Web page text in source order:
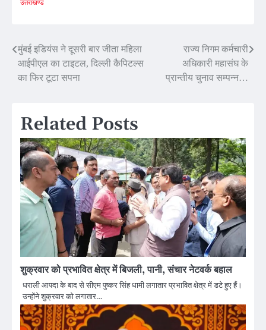
उत्तराखण्ड
Post
navigation
मुंबई इडियंस ने दूसरी बार जीता महिला
आईपीएल का टाइटल, दिल्ली कैपिटल्स
का फिर टूटा सपना
राज्य निगम कर्मचारी
अधिकारी महासंघ के
प्रान्तीय चुनाव सम्पन्न…
Related Posts
शुक्रवार को प्रभावित क्षेत्र में बिजली, पानी, संचार नेटवर्क बहाल
धराली आपदा के बाद से सीएम पुष्कर सिंह धामी लगातार प्रभावित क्षेत्र में डटे हुए हैं।
उन्होंने शुक्रवार को लगातार…